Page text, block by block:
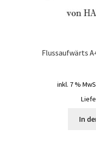
Flussaufwärts
inkl. 7 %
In